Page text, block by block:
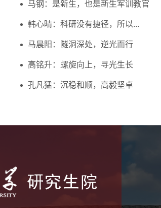
马钢：是新生，也是新生军训教官
韩心晴：科研没有捷径，所以...
马晨阳：隧洞深处，逆光而行
高铭升：螺旋向上，寻光生长
孔凡猛：沉稳和顺，高毅坚卓